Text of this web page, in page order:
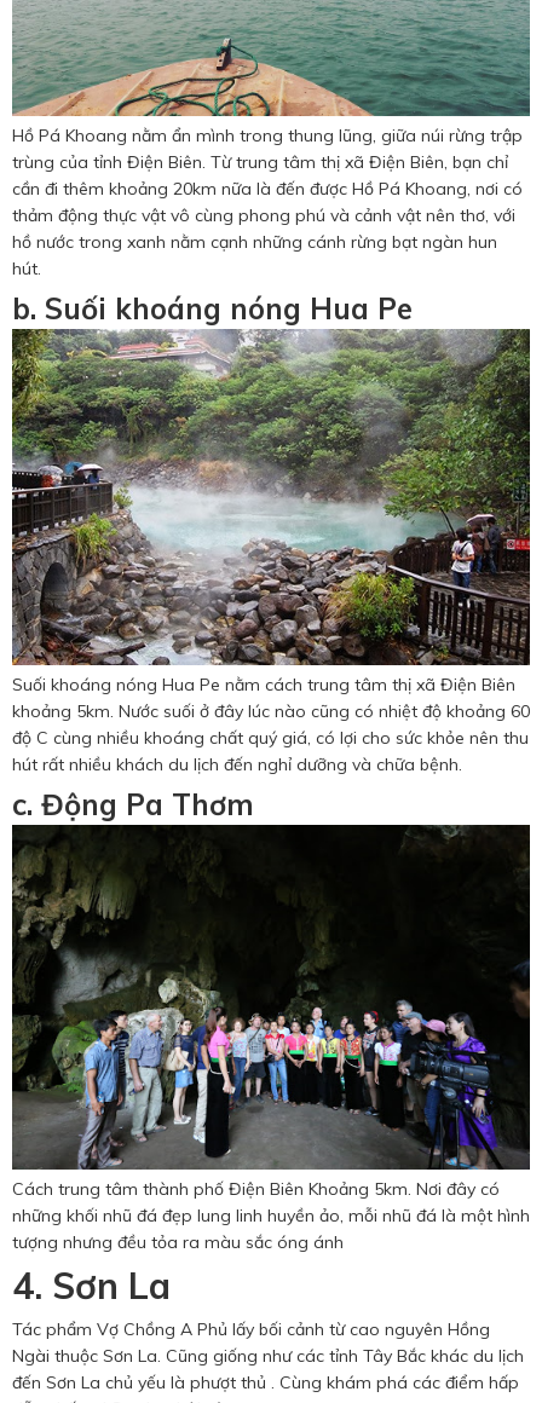
Hồ Pá Khoang nằm ẩn mình trong thung lũng, giữa núi rừng trập
trùng của tỉnh Điện Biên. Từ trung tâm thị xã Điện Biên, bạn chỉ
cần đi thêm khoảng 20km nữa là đến được Hồ Pá Khoang, nơi có
thảm động thực vật vô cùng phong phú và cảnh vật nên thơ, với
hồ nước trong xanh nằm cạnh những cánh rừng bạt ngàn hun
hút.
b. Suối khoáng nóng Hua Pe
Suối khoáng nóng Hua Pe nằm cách trung tâm thị xã Điện Biên
khoảng 5km. Nước suối ở đây lúc nào cũng có nhiệt độ khoảng 60
độ C cùng nhiều khoáng chất quý giá, có lợi cho sức khỏe nên thu
hút rất nhiều khách du lịch đến nghỉ dưỡng và chữa bệnh.
c. Động Pa Thơm
Cách trung tâm thành phố Điện Biên Khoảng 5km. Nơi đây có
những khối nhũ đá đẹp lung linh huyền ảo, mỗi nhũ đá là một hình
tượng nhưng đều tỏa ra màu sắc óng ánh
4. Sơn La
Tác phẩm Vợ Chồng A Phủ lấy bối cảnh từ cao nguyên Hồng
Ngài thuộc Sơn La. Cũng giống như các tỉnh Tây Bắc khác du lịch
đến Sơn La chủ yếu là phượt thủ . Cùng khám phá các điểm hấp